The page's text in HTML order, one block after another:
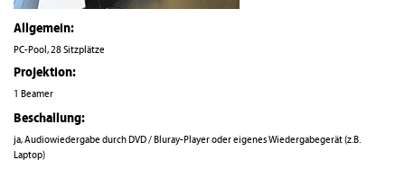
Allgemein:
PC-Pool, 28 Sitzplätze
Projektion:
1 Beamer
Beschallung:
ja, Audiowiedergabe durch DVD / Bluray-Player oder eigenes Wiedergabegerät (z.B.
Laptop)